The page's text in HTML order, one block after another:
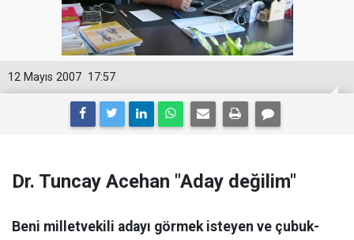
17:57
12 Mayıs 2007
Dr. Tuncay Acehan "Aday değilim"
Beni milletvekili adayı görmek isteyen ve çubuk-